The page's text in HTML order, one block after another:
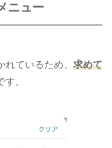
ニュー
ているため、 求めて
。